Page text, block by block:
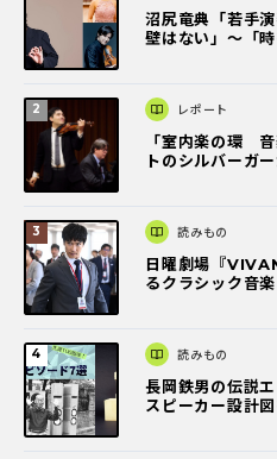
沼尻竜典「若手
壁はない」～「
レポート
「室内楽の環
トのシルバーガ
読みもの
日曜劇場『
るクラシック音楽
読みもの
長岡鉄男の伝説
スピーカー設計